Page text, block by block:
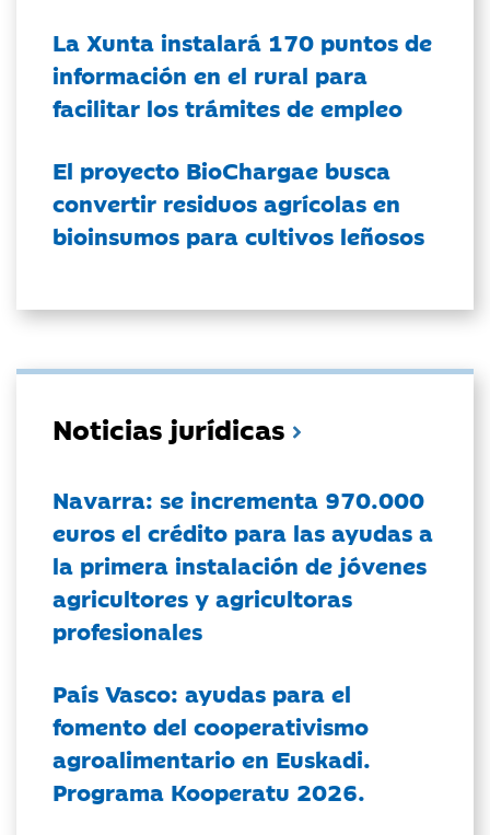
La Xunta instalará 170 puntos de
información en el rural para
facilitar los trámites de empleo
El proyecto BioChargae busca
convertir residuos agrícolas en
bioinsumos para cultivos leñosos
Noticias jurídicas
Navarra: se incrementa 970.000
euros el crédito para las ayudas a
la primera instalación de jóvenes
agricultores y agricultoras
profesionales
País Vasco: ayudas para el
fomento del cooperativismo
agroalimentario en Euskadi.
Programa Kooperatu 2026.